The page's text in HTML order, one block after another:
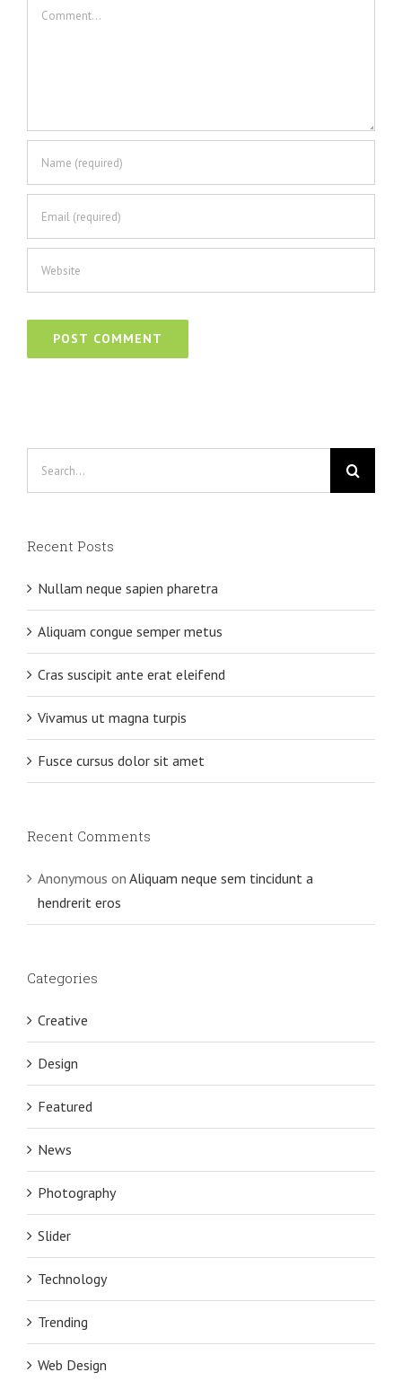
Comment
Recent Posts
Nullam neque sapien pharetra
Aliquam congue semper metus
Cras suscipit ante erat eleifend
Vivamus ut magna turpis
Fusce cursus dolor sit amet
Recent Comments
Anonymous on Aliquam neque sem tincidunt a
hendrerit eros
Categories
Creative
Design
Featured
News
Photography
Slider
Technology
Trending
Web Design